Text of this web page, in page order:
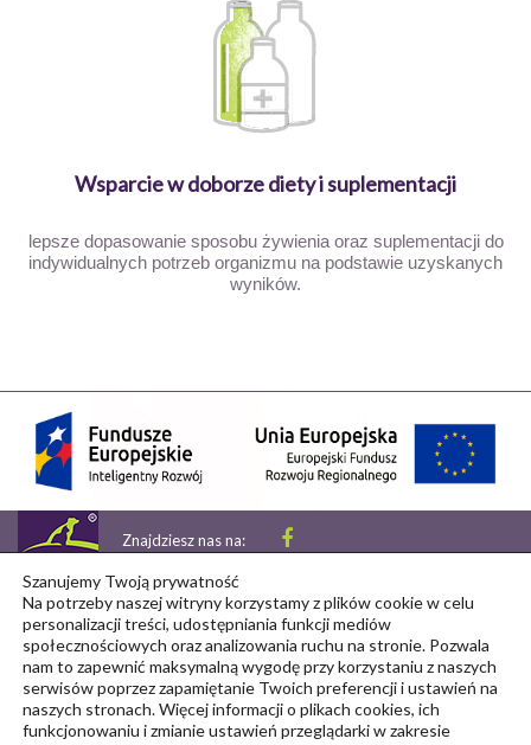
Wsparcie w doborze diety i suplementacji
lepsze dopasowanie sposobu żywienia oraz suplementacji do
indywidualnych potrzeb organizmu na podstawie uzyskanych
wyników.
Znajdziesz nas na:
Copyright © 2026 petsdiag
Realizacje naukowe
Szanujemy Twoją prywatność
Na potrzeby naszej witryny korzystamy z plików cookie w celu
personalizacji treści, udostępniania funkcji mediów
społecznościowych oraz analizowania ruchu na stronie. Pozwala
nam to zapewnić maksymalną wygodę przy korzystaniu z naszych
serwisów poprzez zapamiętanie Twoich preferencji i ustawień na
naszych stronach. Więcej informacji o plikach cookies, ich
funkcjonowaniu i zmianie ustawień przeglądarki w zakresie